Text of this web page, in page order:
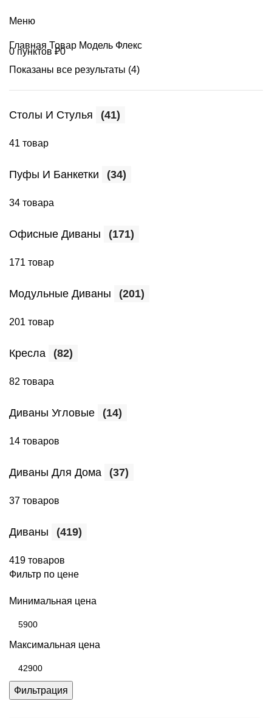
Меню
0пунктов ₽0
Главная Товар Модель Флекс
Показаны все результаты (4)
Столы И Стулья (41)
41 товар
Пуфы И Банкетки (34)
34 товара
Офисные Диваны (171)
171 товар
Модульные Диваны (201)
201 товар
Кресла (82)
82 товара
Диваны Угловые (14)
14 товаров
Диваны Для Дома (37)
37 товаров
Диваны (419)
419 товаров
Фильтр по цене
Минимальная цена
Максимальная цена
Фильтрация